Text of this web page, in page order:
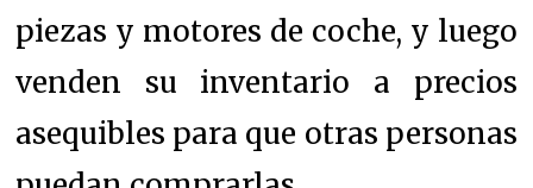
piezas y motores de coche, y luego
venden su inventario a precios
asequibles para que otras personas